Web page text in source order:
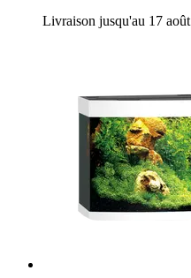
Livraison jusqu'au 17 août